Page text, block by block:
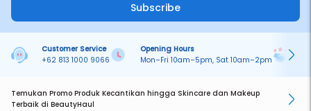
Subscribe
Customer Service
+62 813 1000 9066
Opening Hours
Mon–Fri 10am–5pm, Sat 10am–2pm
Temukan Promo Produk Kecantikan hingga Skincare dan Makeup
Terbaik di BeautyHaul